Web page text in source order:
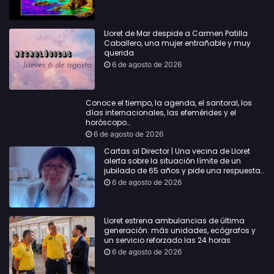
Lloret de Mar despide a Carmen Patilla
Caballero, una mujer entrañable y muy
querida
6 de agosto de 2026
Conoce el tiempo, la agenda, el santoral, los
días internacionales, las efemérides y el
horóscopo…
6 de agosto de 2026
Cartas al Director | Una vecina de Lloret
alerta sobre la situación límite de un
jubilado de 65 años y pide una respuesta
urgente
6 de agosto de 2026
Lloret estrena ambulancias de última
generación: más unidades, ecógrafos y
un servicio reforzado las 24 horas
6 de agosto de 2026